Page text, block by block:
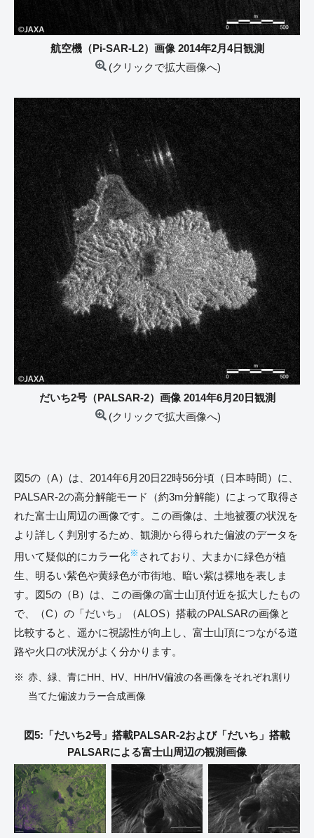
航空機（Pi-SAR-L2）画像 2014年2月4日観測
(クリックで拡大画像へ)
だいち2号（PALSAR-2）画像 2014年6月20日観測
(クリックで拡大画像へ)
図5の（A）は、2014年6月20日22時56分頃（日本時間）に、
PALSAR-2の高分解能モード（約3m分解能）によって取得さ
れた富士山周辺の画像です。この画像は、土地被覆の状況を
より詳しく判別するため、観測から得られた偏波のデータを
用いて疑似的にカラー化※ されており、大まかに緑色が植
生、明るい紫色や黄緑色が市街地、暗い紫は裸地を表しま
す。図5の（B）は、この画像の富士山頂付近を拡大したもの
で、（C）の「だいち」（ALOS）搭載のPALSARの画像と
比較すると、遥かに視認性が向上し、富士山頂につながる道
路や火口の状況がよく分かります。
赤、緑、青にHH、HV、HH/HV偏波の各画像をそれぞれ割り
当てた偏波カラー合成画像
図5:「だいち2号」搭載PALSAR-2および「だいち」搭載
PALSARによる富士山周辺の観測画像